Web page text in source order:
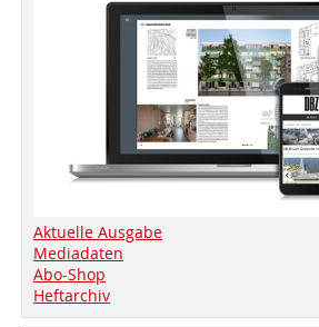
Aktuelle Ausgabe
Mediadaten
Abo-Shop
Heftarchiv